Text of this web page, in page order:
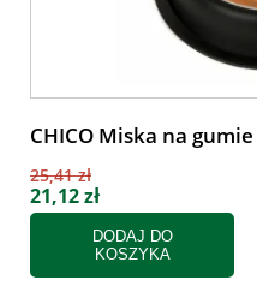
CHICO Miska na
25,41 zł
21,12 zł
DODAJ DO
KOSZYKA